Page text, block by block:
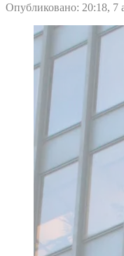
Опубликовано: 20:18, 7